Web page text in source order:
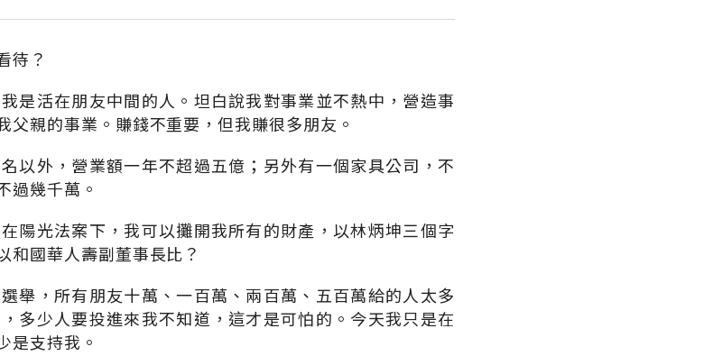
待？
是活在朋友中間的人。坦白說我對事業並不熱中，營造事
父親的事業。賺錢不重要，但我賺很多朋友。
以外，營業額一年不超過五億；另外有一個家具公司，不
過幾千萬。
陽光法案下，我可以攤開我所有的財產，以林炳坤三個字
和國華人壽副董事長比？
舉，所有朋友十萬、一百萬、兩百萬、五百萬給的人太多
多少人要投進來我不知道，這才是可怕的。今天我只是在
是支持我。